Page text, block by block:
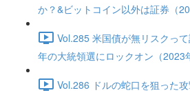
か？&ビットコイン以外は証券（
Vol.285 米国債が無リスクっ
年の大統領選にロックオン（2023
Vol.286 ドルの蛇口を狙った